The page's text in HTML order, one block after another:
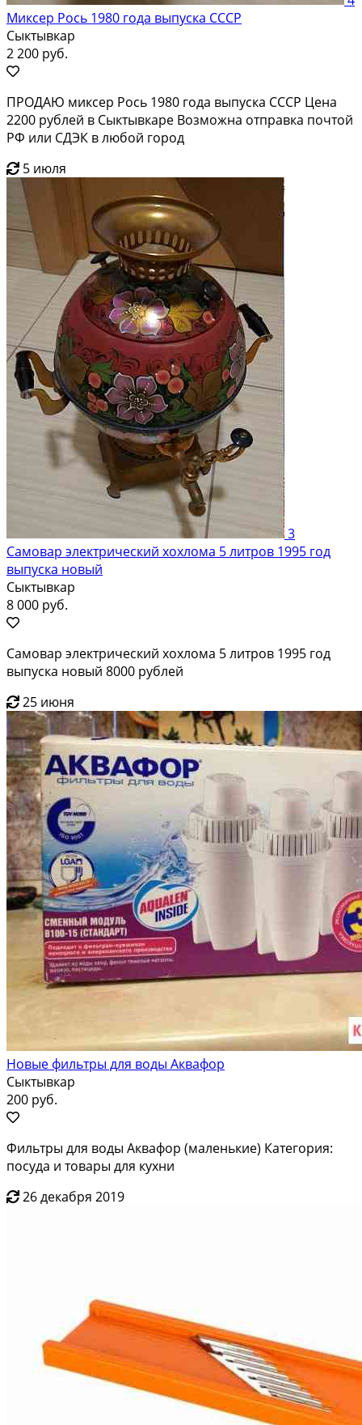
Миксер Рось 1980 года выпуска СССР
Сыктывкар
2 200 руб.
ПРОДАЮ миксер Рось 1980 года выпуска СССР Цена
2200 рублей в Сыктывкаре Возможна отправка почтой
РФ или СДЭК в любой город
5 июля
3
Самовар электрический хохлома 5 литров 1995 год
выпуска новый
Сыктывкар
8 000 руб.
Самовар электрический хохлома 5 литров 1995 год
выпуска новый 8000 рублей
25 июня
Новые фильтры для воды Аквафор
Сыктывкар
200 руб.
Фильтры для воды Аквафор (маленькие) Категория:
посуда и товары для кухни
26 декабря 2019